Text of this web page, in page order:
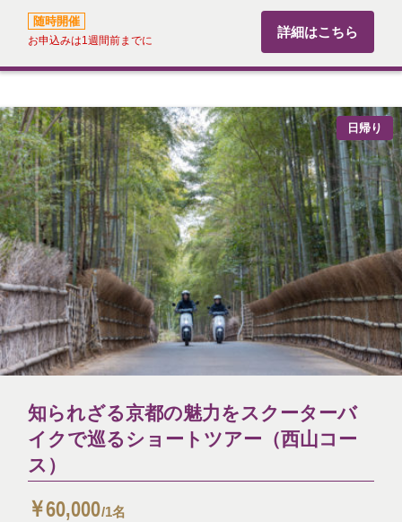
随時開催
お申込みは1週間前までに
詳細はこちら
日帰り
知られざる京都の魅力をスクーターバ
イクで巡るショートツアー（西山コー
ス）
￥60,000/1名